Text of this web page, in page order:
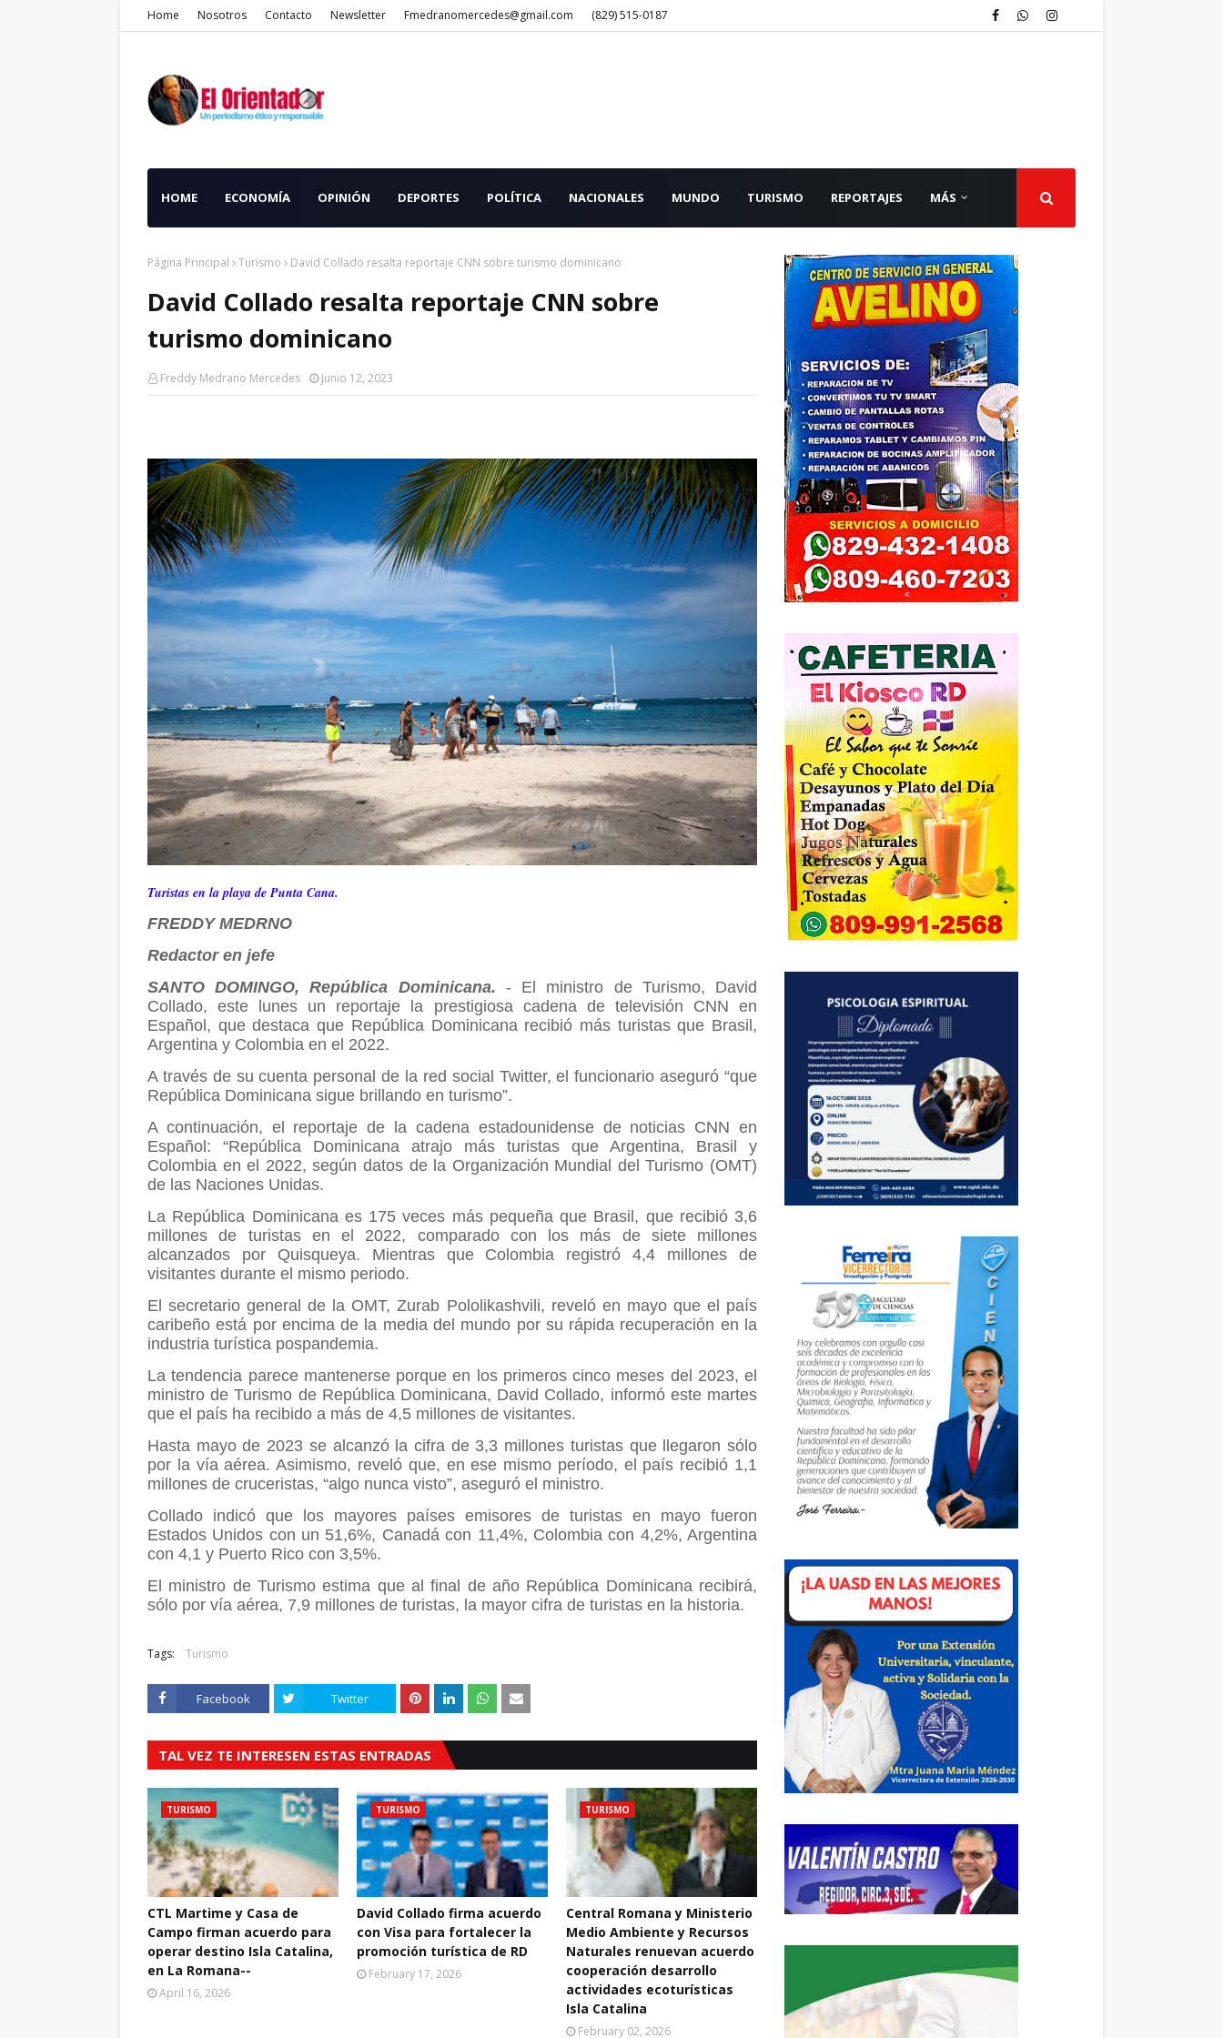
Home Nosotros Contacto Newsletter Fmedranomercedes@gmail.com (829) 515-0187
HOME ECONOMÍA OPINIÓN DEPORTES POLÍTICA NACIONALES MUNDO TURISMO REPORTAJES MÁS
Página Principal Turismo David Collado resalta reportaje CNN sobre turismo dominicano
David Collado resalta reportaje CNN sobre
turismo dominicano
Freddy Medrano Mercedes Junio 12, 2023
Turistas en la playa de Punta Cana.
FREDDY MEDRNO
Redactor en jefe
SANTO DOMINGO, República Dominicana. - El ministro de Turismo, David
Collado, este lunes un reportaje la prestigiosa cadena de televisión CNN en
Español, que destaca que República Dominicana recibió más turistas que Brasil,
Argentina y Colombia en el 2022.
A través de su cuenta personal de la red social Twitter, el funcionario aseguró “que
República Dominicana sigue brillando en turismo”.
A continuación, el reportaje de la cadena estadounidense de noticias CNN en
Español: “República Dominicana atrajo más turistas que Argentina, Brasil y
Colombia en el 2022, según datos de la Organización Mundial del Turismo (OMT)
de las Naciones Unidas.
La República Dominicana es 175 veces más pequeña que Brasil, que recibió 3,6
millones de turistas en el 2022, comparado con los más de siete millones
alcanzados por Quisqueya. Mientras que Colombia registró 4,4 millones de
visitantes durante el mismo periodo.
El secretario general de la OMT, Zurab Pololikashvili, reveló en mayo que el país
caribeño está por encima de la media del mundo por su rápida recuperación en la
industria turística pospandemia.
La tendencia parece mantenerse porque en los primeros cinco meses del 2023, el
ministro de Turismo de República Dominicana, David Collado, informó este martes
que el país ha recibido a más de 4,5 millones de visitantes.
Hasta mayo de 2023 se alcanzó la cifra de 3,3 millones turistas que llegaron sólo
por la vía aérea. Asimismo, reveló que, en ese mismo período, el país recibió 1,1
millones de cruceristas, “algo nunca visto”, aseguró el ministro.
Collado indicó que los mayores países emisores de turistas en mayo fueron
Estados Unidos con un 51,6%, Canadá con 11,4%, Colombia con 4,2%, Argentina
con 4,1 y Puerto Rico con 3,5%.
El ministro de Turismo estima que al final de año República Dominicana recibirá,
sólo por vía aérea, 7,9 millones de turistas, la mayor cifra de turistas en la historia.
Tags: Turismo
Facebook Twitter
TAL VEZ TE INTERESEN ESTAS ENTRADAS
TURISMO
CTL Martime y Casa de
Campo firman acuerdo para
operar destino Isla Catalina,
en La Romana--
April 16, 2026
TURISMO
David Collado firma acuerdo
con Visa para fortalecer la
promoción turística de RD
February 17, 2026
TURISMO
Central Romana y Ministerio
Medio Ambiente y Recursos
Naturales renuevan acuerdo
cooperación desarrollo
actividades ecoturísticas
Isla Catalina
February 02, 2026